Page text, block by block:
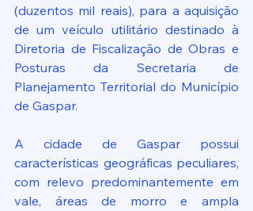
(duzentos mil reais), para a aquisição
de um veículo utilitário destinado à
Diretoria de Fiscalização de Obras e
Posturas da Secretaria de
Planejamento Territorial do Município
de Gaspar.
A cidade de Gaspar possui
características geográficas peculiares,
com relevo predominantemente em
vale, áreas de morro e ampla